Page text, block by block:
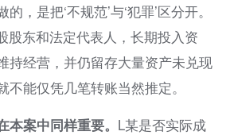
，是把‘不规范’与‘犯罪’区分开。
股东和法定代表人，长期投入资
持经营，并仍留存大量资产未兑现
不能仅凭几笔转账当然推定。
案中同样重要。 L某是否实际成